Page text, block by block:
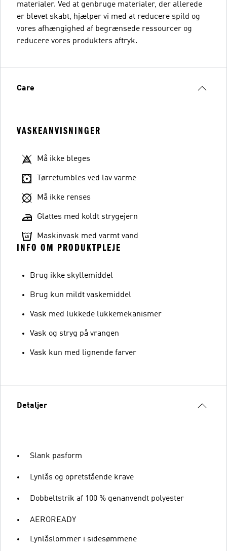
materialer. Ved at genbruge materialer, der allerede
er blevet skabt, hjælper vi med at reducere spild og
vores afhængighed af begrænsede ressourcer og
reducere vores produkters aftryk.
Care
VASKEANVISNINGER
Må ikke bleges
Tørretumbles ved lav varme
Må ikke renses
Glattes med koldt strygejern
Maskinvask med varmt vand
INFO OM PRODUKTPLEJE
Brug ikke skyllemiddel
Brug kun mildt vaskemiddel
Vask med lukkede lukkemekanismer
Vask og stryg på vrangen
Vask kun med lignende farver
Detaljer
Slank pasform
Lynlås og opretstående krave
Dobbeltstrik af 100 % genanvendt polyester
AEROREADY
Lynlåslommer i sidesømmene